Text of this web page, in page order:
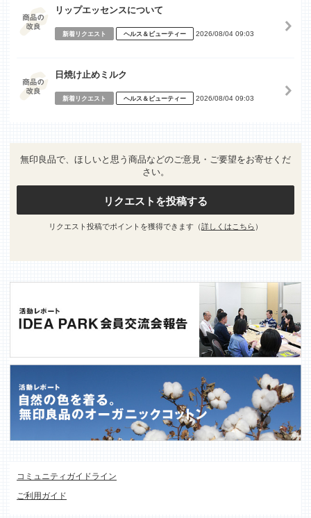
リップエッセンスについて
新着リクエスト ヘルス＆ビューティー 2026/08/04 09:03
日焼け止めミルク
新着リクエスト ヘルス＆ビューティー 2026/08/04 09:03
無印良品で、ほしいと思う商品などのご意見・ご要望をお寄せくだ
さい。
リクエストを投稿する
リクエスト投稿でポイントを獲得できます（詳しくはこちら ）
コミュニティガイドライン
ご利用ガイド